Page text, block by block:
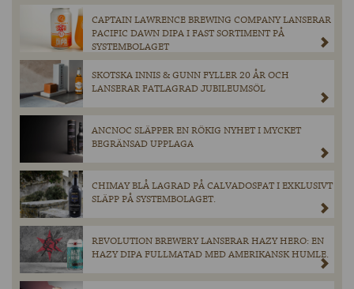
CAPTAIN LAWRENCE BREWING COMPANY LANSERAR
PACIFIC DAWN DIPA I FAST SORTIMENT PÅ
SYSTEMBOLAGET
SKOTSKA INNIS & GUNN FYLLER 20 ÅR OCH
LANSERAR FATLAGRAD JUBILEUMSÖL
ANCNOC SLÄPPER EN RÖKIG NYHET I MYCKET
BEGRÄNSAD UPPLAGA
CHIMAY BLÅ LAGRAD PÅ CALVADOSFAT I EXKLUSIVT
SLÄPP PÅ SYSTEMBOLAGET.
REVOLUTION BREWERY LANSERAR HAZY HERO: EN
HAZY DIPA FULLMATAD MED AMERIKANSK HUMLE.